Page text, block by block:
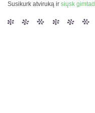
Susikurk atviruką ir siųsk